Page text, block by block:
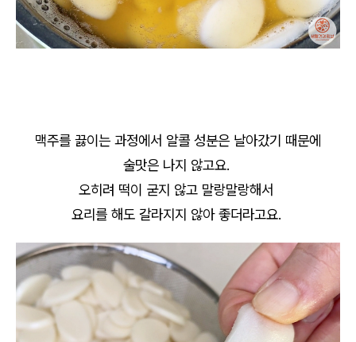
맥주를 끓이는 과정에서 알콜 성분은 날아갔기 때문에
술맛은 나지 않고요.
오히려 떡이 굳지 않고 말랑말랑해서
요리를 해도 갈라지지 않아 좋더라고요.